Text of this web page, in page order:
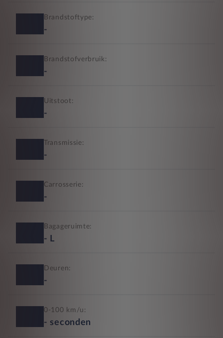
Brandstoftype:
-
Brandstofverbruik:
-
Uitstoot:
-
Transmissie:
-
Carrosserie:
-
Bagageruimte:
- L
Deuren:
-
0-100 km/u:
- seconden